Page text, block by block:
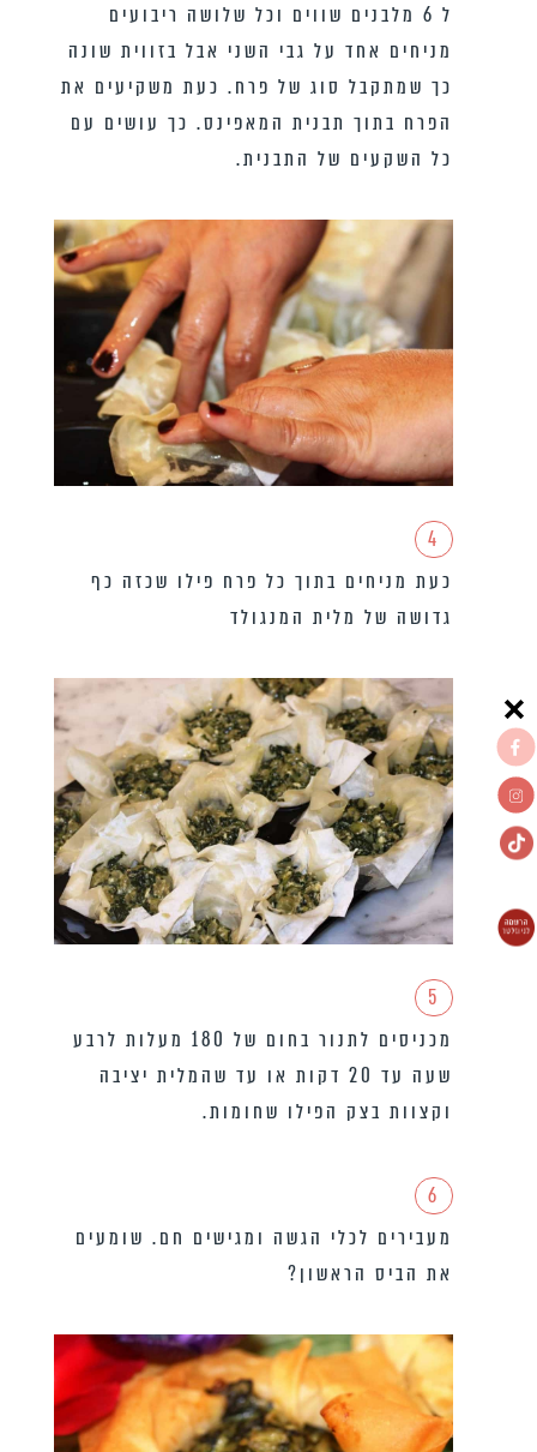
ל 6 מלבנים שווים וכל שלושה ריבועים
מניחים אחד על גבי השני אבל בזווית שונה
כך שמתקבל סוג של פרח. כעת משקיעים את
הפרח בתוך תבנית המאפינס. כך עושים עם
כל השקעים של התבנית.
4
כעת מניחים בתוך כל פרח פילו שכזה כף
גדושה של מלית המנגולד
5
מכניסים לתנור בחום של 180 מעלות לרבע
שעה עד 20 דקות או עד שהמלית יציבה
וקצוות בצק הפילו שחומות.
6
מעבירים לכלי הגשה ומגישים חם. שומעים
את הביס הראשון?